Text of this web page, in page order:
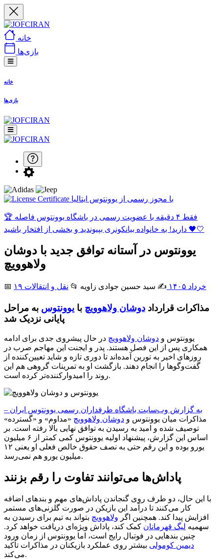
خانه
بازی‌ها
خانه
بازی‌ها
با مجوز رسمی از یوونتوس ایتالیا
🏆 فقط ۴ دقیقه با عضویت رسمی در باشگاه یوونتوس فاصله
دارید! به خانواده بیانکونری بپیوندید و بخشی از افتخار باشید 🖤🤍
یوونتوس در آستانه توافق جدید با دوشان
ولاهوویچ
📅 ۱۹ خرداد ۱۴۰۵ ✍️ سید حسین جوادی زاويه 📂 نقل و انتقالات
مذاکرات قرارداد دوشان ولاهوویچ با یوونتوس به مراحل
پایانی نزدیک شد
یوونتوس و دوشان ولاهوویچ در حال پیشروی جدی برای ادامه
همکاری پس از این فصل هستند. پدر و ایجنت این مهاجم صرب در
روزهای اخیر به تورین آمده‌اند تا دوری تازه و شاید تعیین‌کننده از
گفت‌وگوها را انجام دهند. بازگشت او به تمرینات گروهی هم این
روند را امیدوارکننده‌تر کرده است.
به گزارش وب‌سایت باشگاه طرفداران رسمی یوونتوس ایران –
مذاکرات میان یوونتوس و دوشان ولاهوویچ «مداوم» و «گسترده»
توصیف شده و امید به رسیدن به توافق نهایی بالا رفته است. بر
اساس این گزارش، پیشنهاد اولیه یوونتوس کمی کمتر از ۶ میلیون
یورو بوده و این رقم حتی به نصف حقوق خالص فعلی او یعنی ۱۲
میلیون یورو هم نمی‌رسد.
پاداش‌ها می‌توانند تفاوت را رقم بزنند
با این حال، دو طرف روی گنجاندن پاداش‌های مهم و بندهای اضافه
کار می‌کنند تا درآمد این بازیکن در صورت گلزنی‌های مستمر
افزایش پیدا کند. همچنین اگر ولاهوویچ بتواند به تیم برای رسیدن به
سهمیه لیگ قهرمانان کمک کند، پاداش ویژه‌ای دریافت خواهد کرد.
چنین بندهایی در فوتبال رایج است، اما یوونتوس از زمان ورود
دیمین کومولی بیشتر روی عملکرد بازیکنان در مذاکرات تأکید
می‌کند.